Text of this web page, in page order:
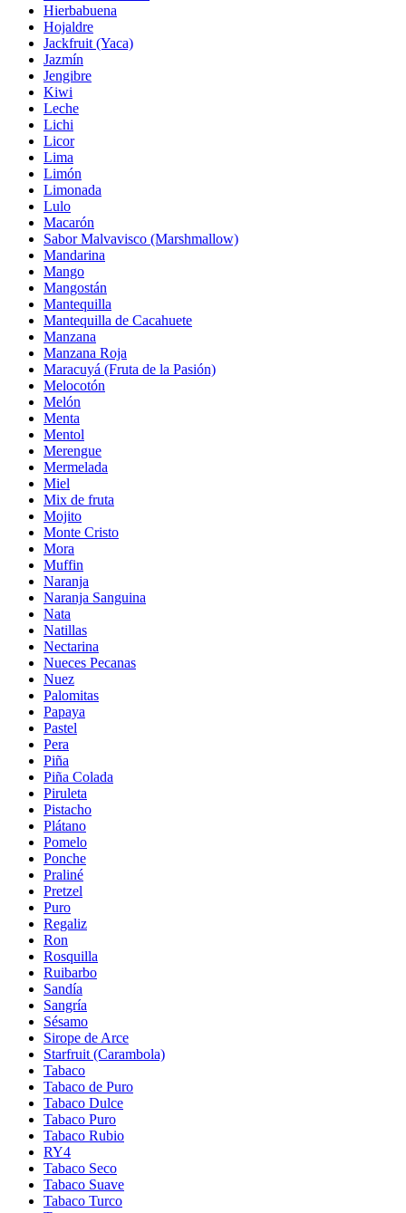
Hierbabuena
Hojaldre
Jackfruit (Yaca)
Jazmín
Jengibre
Kiwi
Leche
Lichi
Licor
Lima
Limón
Limonada
Lulo
Macarón
Sabor Malvavisco (Marshmallow)
Mandarina
Mango
Mangostán
Mantequilla
Mantequilla de Cacahuete
Manzana
Manzana Roja
Maracuyá (Fruta de la Pasión)
Melocotón
Melón
Menta
Mentol
Merengue
Mermelada
Miel
Mix de fruta
Mojito
Monte Cristo
Mora
Muffin
Naranja
Naranja Sanguina
Nata
Natillas
Nectarina
Nueces Pecanas
Nuez
Palomitas
Papaya
Pastel
Pera
Piña
Piña Colada
Piruleta
Pistacho
Plátano
Pomelo
Ponche
Praliné
Pretzel
Puro
Regaliz
Ron
Rosquilla
Ruibarbo
Sandía
Sangría
Sésamo
Sirope de Arce
Starfruit (Carambola)
Tabaco
Tabaco de Puro
Tabaco Dulce
Tabaco Puro
Tabaco Rubio
RY4
Tabaco Seco
Tabaco Suave
Tabaco Turco